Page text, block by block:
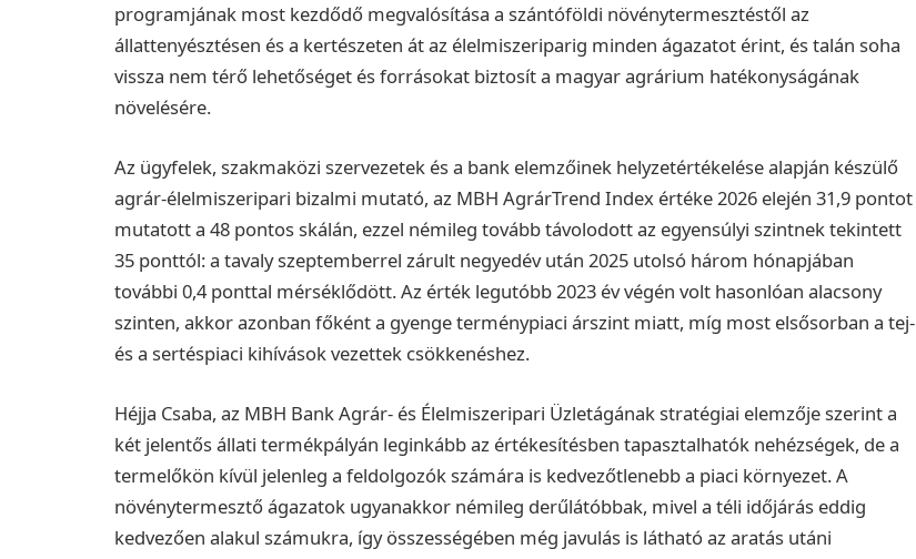
programjának most kezdődő megvalósítása a szántóföldi növénytermesztéstől az
állattenyésztésen és a kertészeten át az élelmiszeriparig minden ágazatot érint, és talán soha
vissza nem térő lehetőséget és forrásokat biztosít a magyar agrárium hatékonyságának
növelésére.
Az ügyfelek, szakmaközi szervezetek és a bank elemzőinek helyzetértékelése alapján készülő
agrár-élelmiszeripari bizalmi mutató, az MBH AgrárTrend Index értéke 2026 elején 31,9 pontot
mutatott a 48 pontos skálán, ezzel némileg tovább távolodott az egyensúlyi szintnek tekintett
35 ponttól: a tavaly szeptemberrel zárult negyedév után 2025 utolsó három hónapjában
további 0,4 ponttal mérséklődött. Az érték legutóbb 2023 év végén volt hasonlóan alacsony
szinten, akkor azonban főként a gyenge terménypiaci árszint miatt, míg most elsősorban a tej-
és a sertéspiaci kihívások vezettek csökkenéshez.
Héjja Csaba, az MBH Bank Agrár- és Élelmiszeripari Üzletágának stratégiai elemzője szerint a
két jelentős állati termékpályán leginkább az értékesítésben tapasztalhatók nehézségek, de a
termelőkön kívül jelenleg a feldolgozók számára is kedvezőtlenebb a piaci környezet. A
növénytermesztő ágazatok ugyanakkor némileg derűlátóbbak, mivel a téli időjárás eddig
kedvezően alakul számukra, így összességében még javulás is látható az aratás utáni